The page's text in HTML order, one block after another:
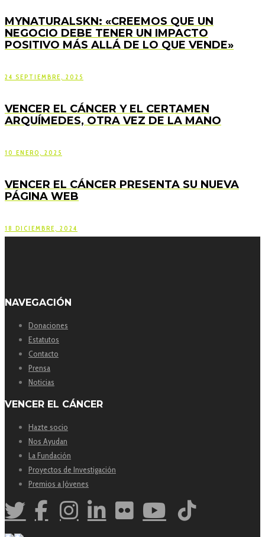
MYNATURALSKN: «CREEMOS QUE UN
NEGOCIO DEBE TENER UN IMPACTO
POSITIVO MÁS ALLÁ DE LO QUE VENDE»
24 SEPTIEMBRE, 2025
VENCER EL CÁNCER Y EL CERTAMEN
ARQUÍMEDES, OTRA VEZ DE LA MANO
10 ENERO, 2025
VENCER EL CÁNCER PRESENTA SU NUEVA
PÁGINA WEB
18 DICIEMBRE, 2024
NAVEGACIÓN
Donaciones
Estatutos
Contacto
Prensa
Noticias
VENCER EL CÁNCER
Hazte socio
Nos Ayudan
La Fundación
Proyectos de Investigación
Premios a Jóvenes